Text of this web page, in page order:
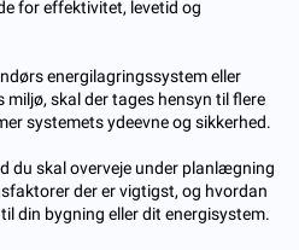
for effektivitet, levetid og
energilagringssystem eller
skal der tages hensyn til flere
systemets ydeevne og sikkerhed.
du skal overveje under planlægning
der er vigtigst, og hvordan
din bygning eller dit energisystem.